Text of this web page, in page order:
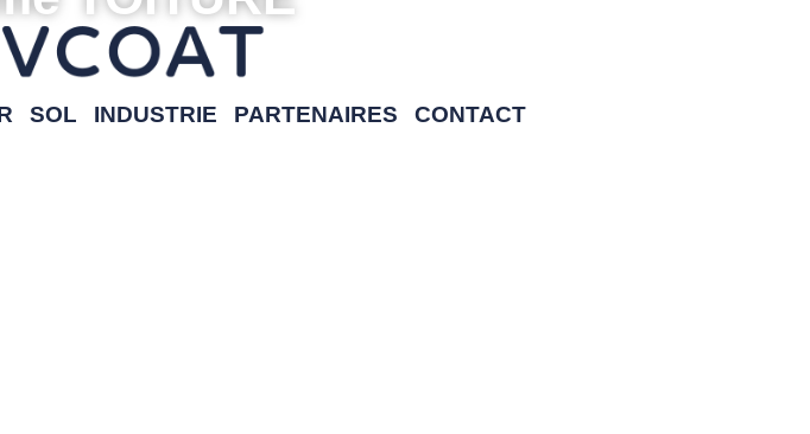
SOL INDUSTRIE PARTENAIRES CONTACT